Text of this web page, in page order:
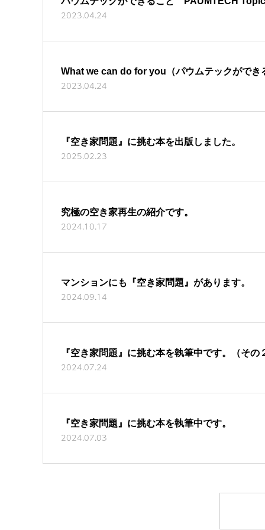
2023.04.24
What we can do for you（パウムテックができ
2023.04.24
『空き家問題』に挑む本を出版しました。
2025.02.23
究極の空き家再生の紹介です。
2024.10.17
マンションにも『空き家問題』があります。
2024.09.14
『空き家問題』に挑む本を執筆中です。（その
2024.07.24
『空き家問題』に挑む本を執筆中です。
2024.07.03